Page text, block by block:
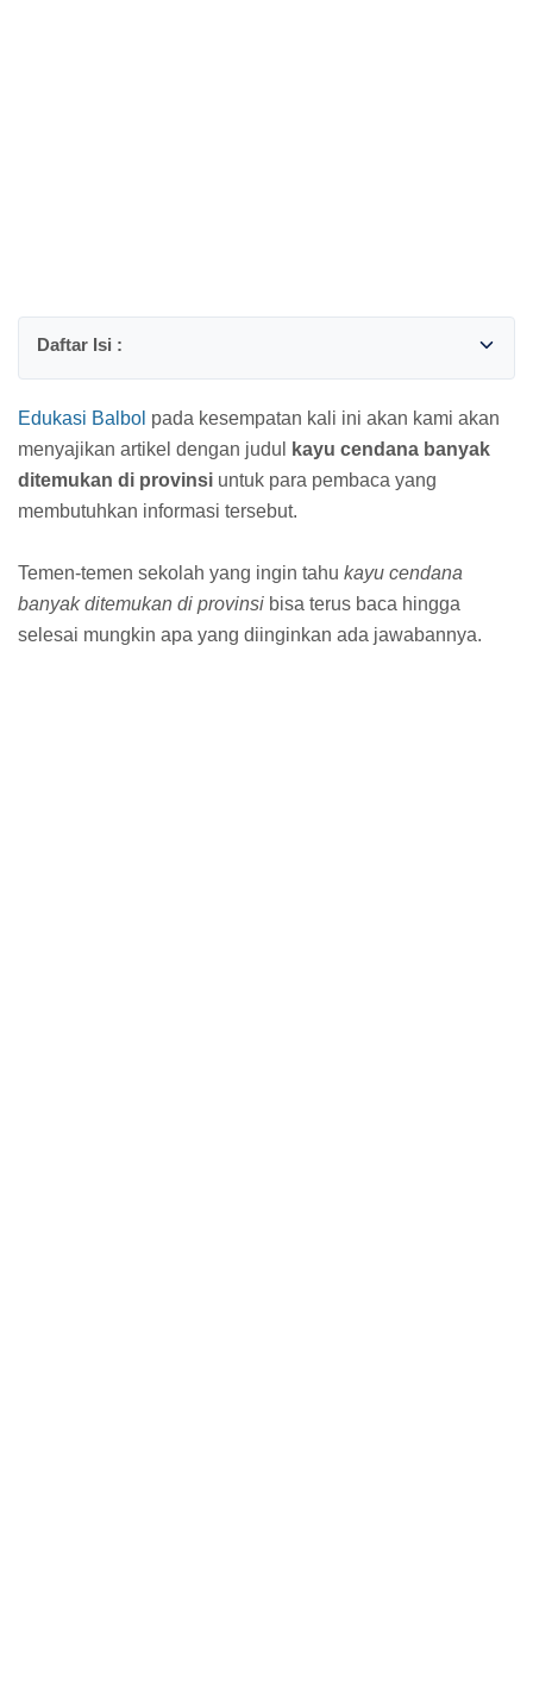
Edukasi Balbol pada kesempatan kali ini akan kami akan
menyajikan artikel dengan judul
kayu cendana banyak
ditemukan di provinsi untuk para pembaca yang
membutuhkan informasi tersebut.
Temen-temen sekolah yang ingin tahu kayu cendana
banyak ditemukan di provinsi bisa terus baca hingga
selesai mungkin apa yang diinginkan ada jawabannya.